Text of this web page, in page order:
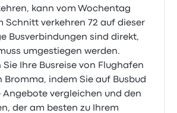
kann vom Wochentag
Schnitt verkehren 72 auf dieser
Busverbindungen sind direkt,
umgestiegen werden.
Ihre Busreise von Flughafen
Bromma, indem Sie auf Busbud
Angebote vergleichen und den
der am besten zu Ihrem